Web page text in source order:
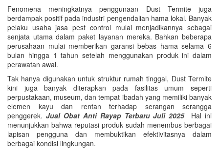
Fenomena meningkatnya penggunaan Dust Termite juga
berdampak positif pada industri pengendalian hama lokal. Banyak
pelaku usaha jasa pest control mulai menjadikannya sebagai
senjata utama dalam paket layanan mereka. Bahkan beberapa
perusahaan mulai memberikan garansi bebas hama selama 6
bulan hingga 1 tahun setelah menggunakan produk ini dalam
perawatan awal.
Tak hanya digunakan untuk struktur rumah tinggal, Dust Termite
kini juga banyak diterapkan pada fasilitas umum seperti
perpustakaan, museum, dan tempat ibadah yang memiliki banyak
elemen kayu dan rentan terhadap serangan serangga
penggerek. Jual Obat Anti Rayap Terbaru Juli 2025Hal ini
menunjukkan bahwa reputasi produk sudah menembus berbagai
lapisan pengguna dan membuktikan efektivitasnya dalam
berbagai kondisi lingkungan.